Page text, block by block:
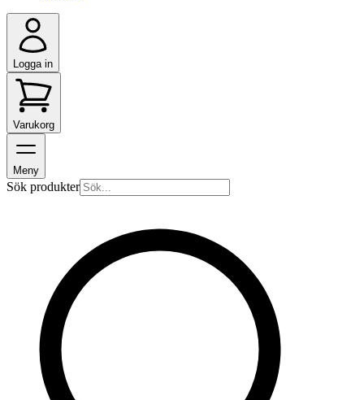
Logga in
Varukorg
Meny
Sök produkter